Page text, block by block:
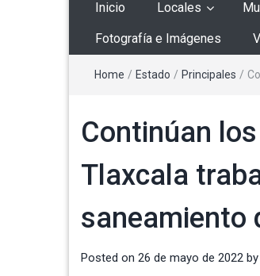
Inicio Locales
Fotografía e Imágenes
Home / Estado / Principales /
Continúan
Tlaxcala
saneamiento
Posted on 26 de mayo de 2022 by